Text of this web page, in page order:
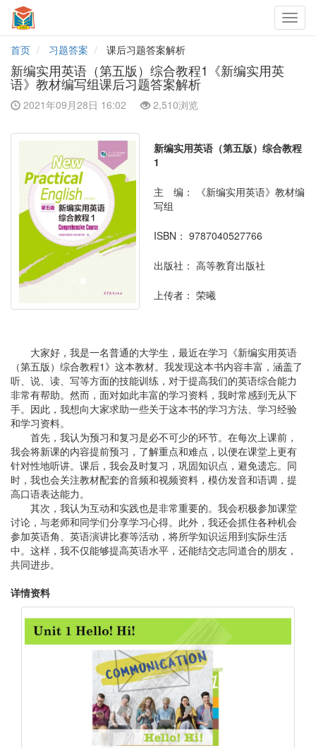
首页
习题答案 课后习题答案解析
新编实用英语（第五版）综合教程1《新编实用英
语》教材编写组课后习题答案解析
2021年09月28日 16:02 2,510浏览
新编实用英语（第五版）综合教程
1
主 编：
《新编实用英语》教材编
写组
ISBN： 9787040527766
出版社： 高等教育出版社
上传者： 荣曦
大家好，我是一名普通的大学生，最近在学习《新编实用英语
（第五版）综合教程1》这本教材。我发现这本书内容丰富，涵盖了
听、说、读、写等方面的技能训练，对于提高我们的英语综合能力
非常有帮助。然而，面对如此丰富的学习资料，我时常感到无从下
手。因此，我想向大家求助一些关于这本书的学习方法、学习经验
和学习资料。
首先，我认为预习和复习是必不可少的环节。在每次上课前，
我会将新课的内容提前预习，了解重点和难点，以便在课堂上更有
针对性地听讲。课后，我会及时复习，巩固知识点，避免遗忘。同
时，我也会关注教材配套的音频和视频资料，模仿发音和语调，提
高口语表达能力。
其次，我认为互动和实践也是非常重要的。我会积极参加课堂
讨论，与老师和同学们分享学习心得。此外，我还会抓住各种机会
参加英语角、英语演讲比赛等活动，将所学知识运用到实际生活
中。这样，我不仅能够提高英语水平，还能结交志同道合的朋友，
共同进步。
详情资料